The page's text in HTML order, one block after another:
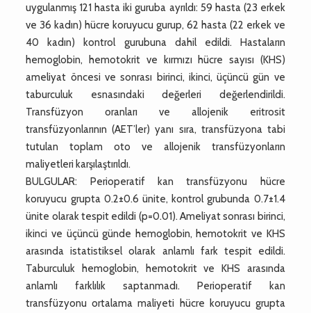
uygulanmış 121 hasta iki guruba ayrıldı: 59 hasta (23 erkek
ve 36 kadın) hücre koruyucu gurup, 62 hasta (22 erkek ve
40 kadın) kontrol gurubuna dahil edildi. Hastaların
hemoglobin, hemotokrit ve kırmızı hücre sayısı (KHS)
ameliyat öncesi ve sonrası birinci, ikinci, üçüncü gün ve
taburculuk esnasındaki değerleri değerlendirildi.
Transfüzyon oranları ve allojenik eritrosit
transfüzyonlarının (AET’ler) yanı sıra, transfüzyona tabi
tutulan toplam oto ve allojenik transfüzyonların
maliyetleri karşılaştırıldı.
BULGULAR: Perioperatif kan transfüzyonu hücre
koruyucu grupta 0.2±0.6 ünite, kontrol grubunda 0.7±1.4
ünite olarak tespit edildi (p=0.01). Ameliyat sonrası birinci,
ikinci ve üçüncü günde hemoglobin, hemotokrit ve KHS
arasında istatistiksel olarak anlamlı fark tespit edildi.
Taburculuk hemoglobin, hemotokrit ve KHS arasında
anlamlı farklılık saptanmadı. Perioperatif kan
transfüzyonu ortalama maliyeti hücre koruyucu grupta